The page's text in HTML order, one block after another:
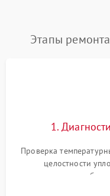
Поломка системы No
работе
Этапы
1.
Проверка
целостности
сопротивления
считывание кодов